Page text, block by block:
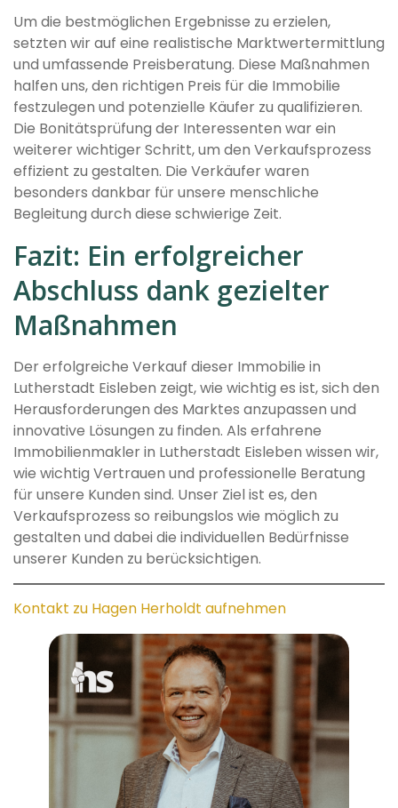
Um die bestmöglichen Ergebnisse zu erzielen,
setzten wir auf eine realistische Marktwertermittlung
und umfassende Preisberatung. Diese Maßnahmen
halfen uns, den richtigen Preis für die Immobilie
festzulegen und potenzielle Käufer zu qualifizieren.
Die Bonitätsprüfung der Interessenten war ein
weiterer wichtiger Schritt, um den Verkaufsprozess
effizient zu gestalten. Die Verkäufer waren
besonders dankbar für unsere menschliche
Begleitung durch diese schwierige Zeit.
Fazit: Ein erfolgreicher
Abschluss dank gezielter
Maßnahmen
Der erfolgreiche Verkauf dieser Immobilie in
Lutherstadt Eisleben zeigt, wie wichtig es ist, sich den
Herausforderungen des Marktes anzupassen und
innovative Lösungen zu finden. Als erfahrene
Immobilienmakler in Lutherstadt Eisleben wissen wir,
wie wichtig Vertrauen und professionelle Beratung
für unsere Kunden sind. Unser Ziel ist es, den
Verkaufsprozess so reibungslos wie möglich zu
gestalten und dabei die individuellen Bedürfnisse
unserer Kunden zu berücksichtigen.
Kontakt zu Hagen Herholdt aufnehmen